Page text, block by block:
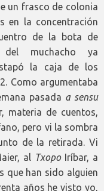
un frasco de colonia
en la concentración
de la bota de
muchacho ya
la caja de los
Como argumentaba
pasada a sensu
materia de cuentos,
pero vi la sombra
de la retirada. Vi
al TxopoIríbar, a
que han sido alguien
años he visto yo,